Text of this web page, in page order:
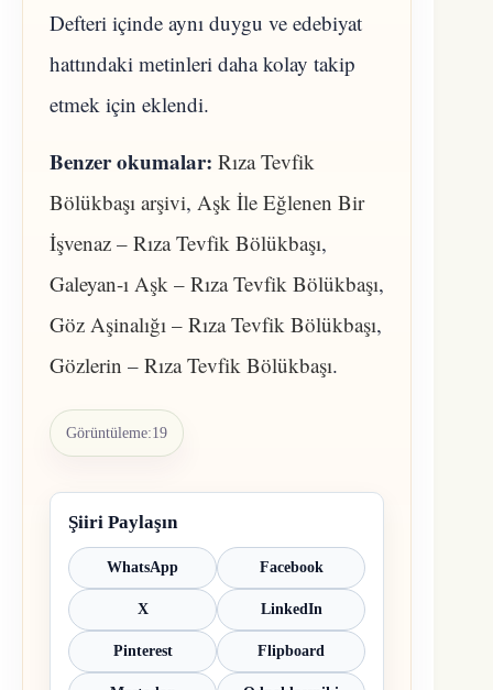
Defteri içinde aynı duygu ve edebiyat
hattındaki metinleri daha kolay takip
etmek için eklendi.
Benzer okumalar: Rıza Tevfik
Bölükbaşı arşivi, Aşk İle Eğlenen Bir
İşvenaz – Rıza Tevfik Bölükbaşı,
Galeyan-ı Aşk – Rıza Tevfik Bölükbaşı,
Göz Aşinalığı – Rıza Tevfik Bölükbaşı,
Gözlerin – Rıza Tevfik Bölükbaşı.
Görüntüleme:19
Şiiri Paylaşın
WhatsApp Facebook
X LinkedIn
Pinterest Flipboard